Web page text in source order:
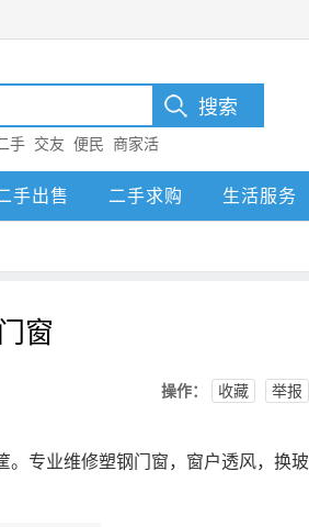
手 交友 便民
商家活
手出售 二手求购 生活服务
窗
操作： 收藏 举报
。专业维修塑钢门窗，窗户透风，换玻